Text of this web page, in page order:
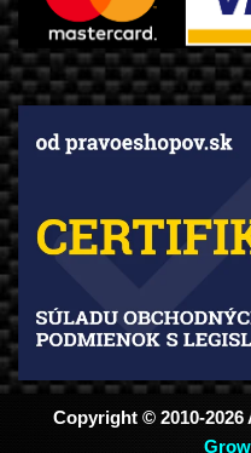
Copyright © 2010-2026